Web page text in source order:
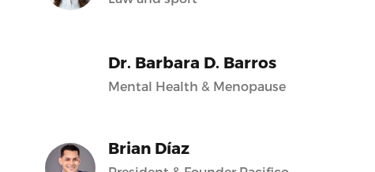
Dr. Barbara D. Barros
Mental Health & Menopause
Brian Díaz